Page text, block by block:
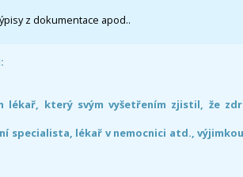
z dokumentace apod..
:
lékař, který svým vyšetřením zjistil, že
lékař v nemocnici atd.,